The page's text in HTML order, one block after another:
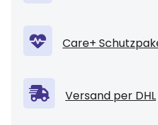
Care+
Versand per DHL